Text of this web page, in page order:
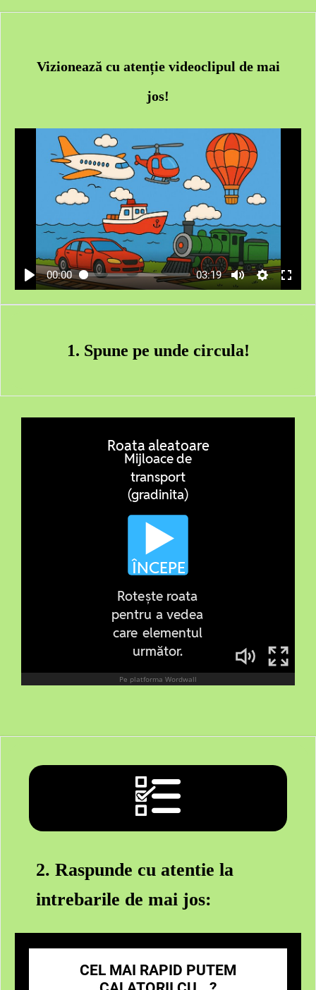
Vizionează cu atenție videoclipul de mai
jos!
00:00 03:19
1. Spune pe unde circula!
2. Raspunde cu atentie la
intrebarile de mai jos:
CEL MAI RAPID PUTEM